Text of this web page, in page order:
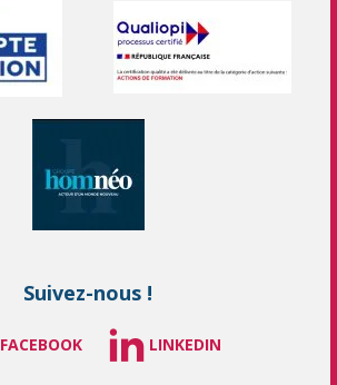
Suivez-nous !
FACEBOOK LINKEDIN